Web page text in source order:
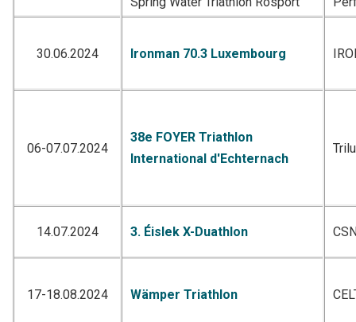
30.06.2024 Ironman 70.3 Luxembourg
06-07.07.2024
38e FOYER Triathlon
International d'Echternach
14.07.2024 3. Éislek X-Duathlon
17-18.08.2024 Wämper Triathlon